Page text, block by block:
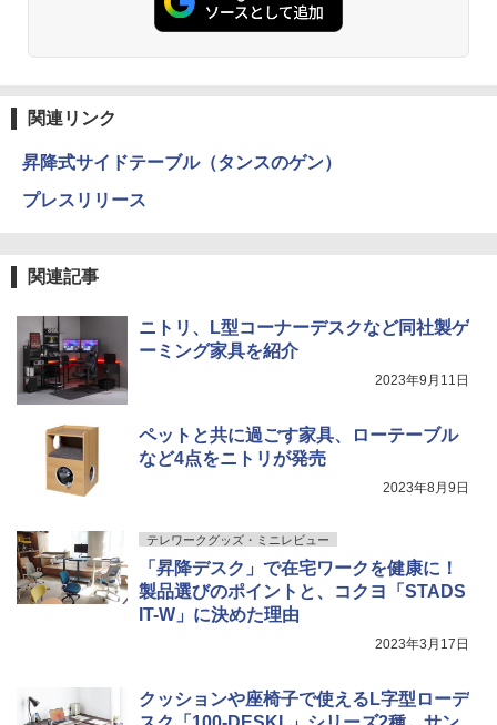
関連リンク
昇降式サイドテーブル（タンスのゲン）
プレスリリース
関連記事
ニトリ、L型コーナーデスクなど同社製ゲ
ーミング家具を紹介
2023年9月11日
ペットと共に過ごす家具、ローテーブル
など4点をニトリが発売
2023年8月9日
テレワークグッズ・ミニレビュー
「昇降デスク」で在宅ワークを健康に！
製品選びのポイントと、コクヨ「STADS
IT-W」に決めた理由
2023年3月17日
クッションや座椅子で使えるL字型ローデ